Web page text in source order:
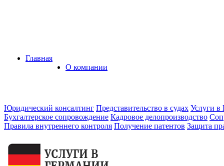
Главная
О компании
Юридический консалтинг Представительство в судах Услуги в
Бухгалтерское сопровождение Кадровое делопроизводство
Правила внутреннего контроля Получение патентов Защита